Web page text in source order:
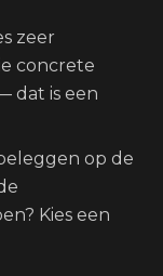
zeer
concrete
dat is een
op de
Kies een